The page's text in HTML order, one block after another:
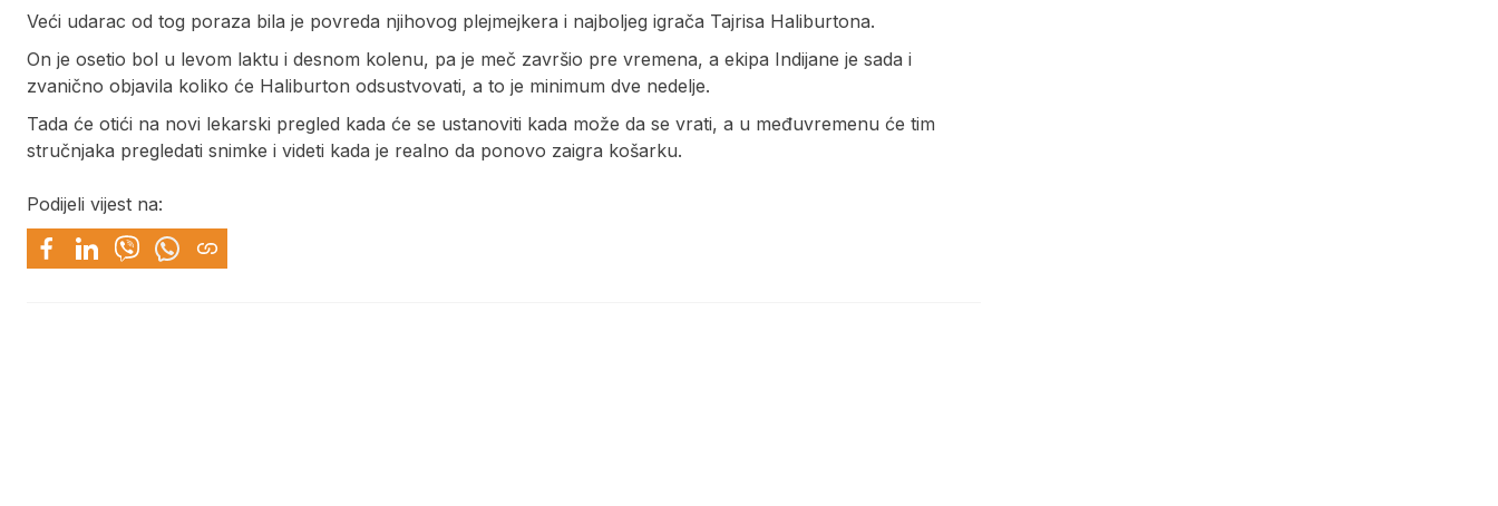
Veći udarac od tog poraza bila je povreda njihovog plejmejkera i najboljeg igrača Tajrisa Haliburtona.
On je osetio bol u levom laktu i desnom kolenu, pa je meč završio pre vremena, a ekipa Indijane je sada i
zvanično objavila koliko će Haliburton odsustvovati, a to je minimum dve nedelje.
Tada će otići na novi lekarski pregled kada će se ustanoviti kada može da se vrati, a u međuvremenu će tim
stručnjaka pregledati snimke i videti kada je realno da ponovo zaigra košarku.
Podijeli vijest na: